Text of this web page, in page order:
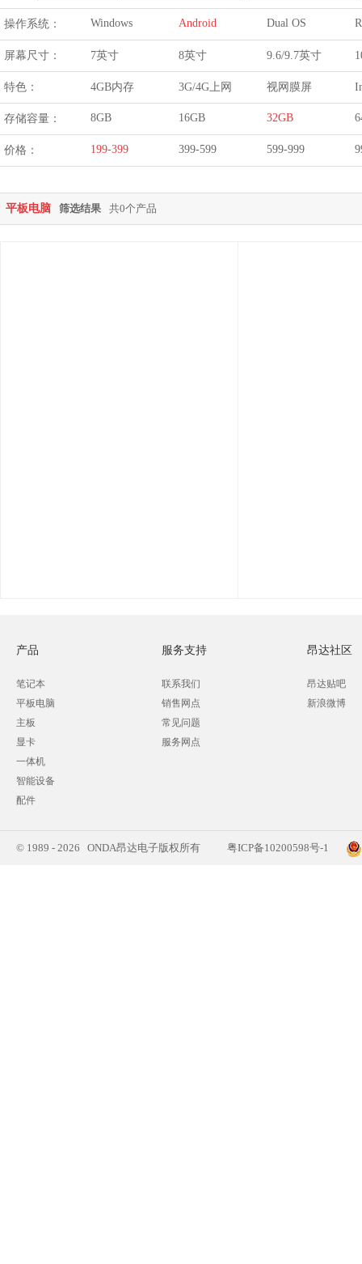
操作系统： Windows Android Dual OS
屏幕尺寸： 7英寸 8英寸 9.6/9.7英寸
特色： 4GB内存 3G/4G上网 视网膜屏
存储容量： 8GB 16GB 32GB
价格： 199-399 399-599 599-999
平板电脑 筛选结果 共0个产品
产品
笔记本
平板电脑
主板
显卡
一体机
智能设备
配件
服务支持
联系我们
销售网点
常见问题
服务网点
昂达社区
昂达贴吧
新浪微博
© 1989 - 2026 ONDA昂达电子版权所有 粤ICP备10200598号-1